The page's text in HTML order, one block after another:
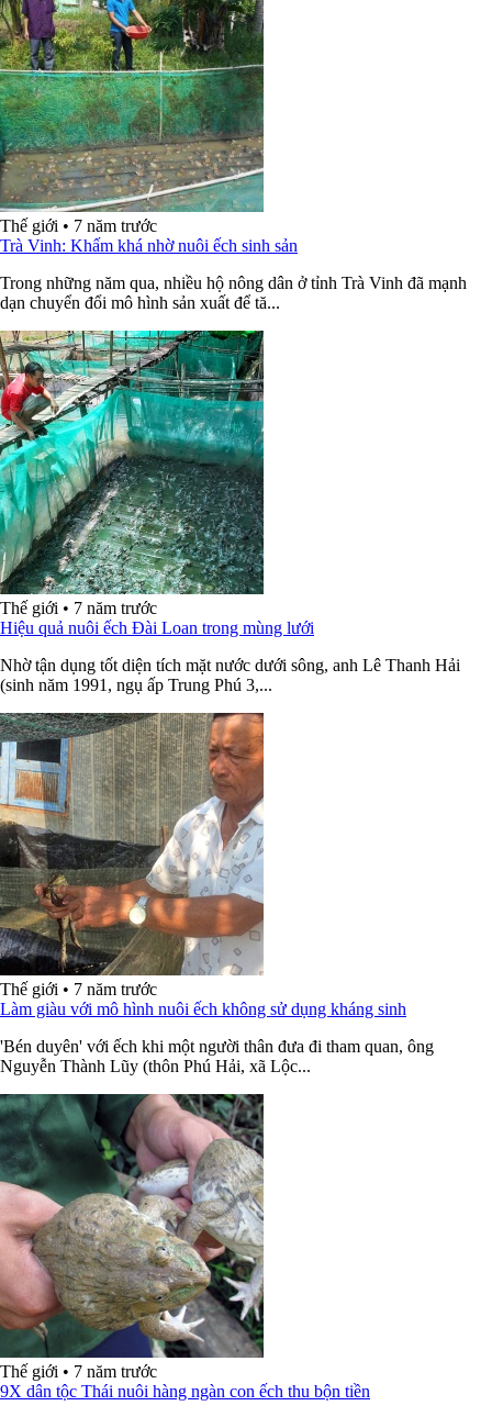
Thế giới • 7 năm trước
Trà Vinh: Khấm khá nhờ nuôi ếch sinh sản
Trong những năm qua, nhiều hộ nông dân ở tỉnh Trà Vinh đã mạnh
dạn chuyển đổi mô hình sản xuất để tă...
Thế giới • 7 năm trước
Hiệu quả nuôi ếch Đài Loan trong mùng lưới
Nhờ tận dụng tốt diện tích mặt nước dưới sông, anh Lê Thanh Hải
(sinh năm 1991, ngụ ấp Trung Phú 3,...
Thế giới • 7 năm trước
Làm giàu với mô hình nuôi ếch không sử dụng kháng sinh
'Bén duyên' với ếch khi một người thân đưa đi tham quan, ông
Nguyễn Thành Lũy (thôn Phú Hải, xã Lộc...
Thế giới • 7 năm trước
9X dân tộc Thái nuôi hàng ngàn con ếch thu bộn tiền